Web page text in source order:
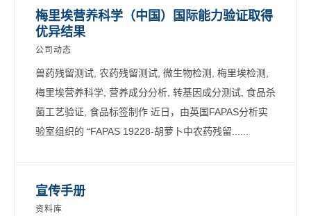
梅里埃营养科学（中国）国际能力验证取得
优异结果
公司动态
兽药残留测试, 农药残留测试, 微生物检测, 梅里埃检测,
梅里埃营养科学, 营养成分分析, 转基因成分测试, 食品杀
菌工艺验证, 食品标签制作 近日，由英国FAPAS分析实
验室组织的 “FAPAS 19228-胡萝卜中农药残留......
宣传手册
资料库